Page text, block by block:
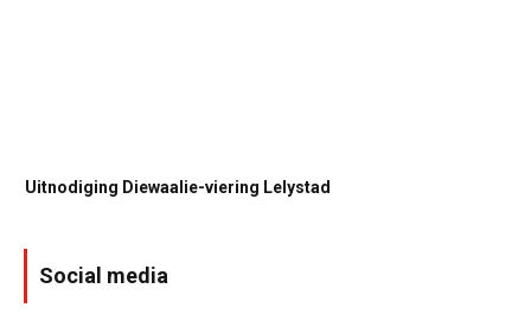
Uitnodiging Diewaalie-viering Lelystad
Social media